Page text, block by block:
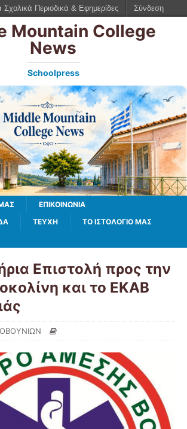
Mountain College
News
Schoolpress
ΕΠΙΚΟΙΝΩΝΙΑ
ΤΕΥΧΗ
ΤΟ ΙΣΤΟΛΌΓΙΌ ΜΑΣ
Επιστολή προς την
και το ΕΚΑΒ
Σχολικά Περιοδικά & Εφημερίδες Σύνδεση